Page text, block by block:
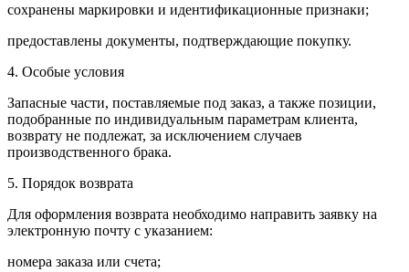
сохранены маркировки и идентификационные признаки;
предоставлены документы, подтверждающие покупку.
4. Особые условия
Запасные части, поставляемые под заказ, а также позиции,
подобранные по индивидуальным параметрам клиента,
возврату не подлежат, за исключением случаев
производственного брака.
5. Порядок возврата
Для оформления возврата необходимо направить заявку на
электронную почту с указанием:
номера заказа или счета;